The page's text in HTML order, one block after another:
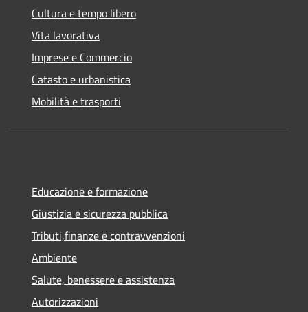
Cultura e tempo libero
Vita lavorativa
Imprese e Commercio
Catasto e urbanistica
Mobilità e trasporti
Educazione e formazione
Giustizia e sicurezza pubblica
Tributi,finanze e contravvenzioni
Ambiente
Salute, benessere e assistenza
Autorizzazioni